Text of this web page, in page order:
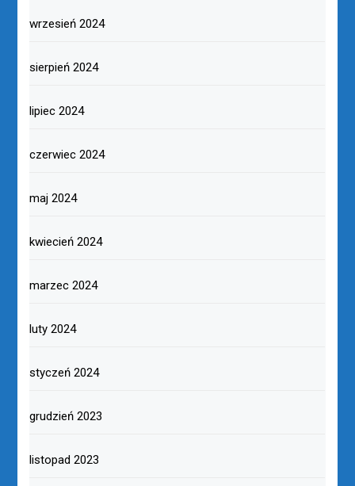
wrzesień 2024
sierpień 2024
lipiec 2024
czerwiec 2024
maj 2024
kwiecień 2024
marzec 2024
luty 2024
styczeń 2024
grudzień 2023
listopad 2023